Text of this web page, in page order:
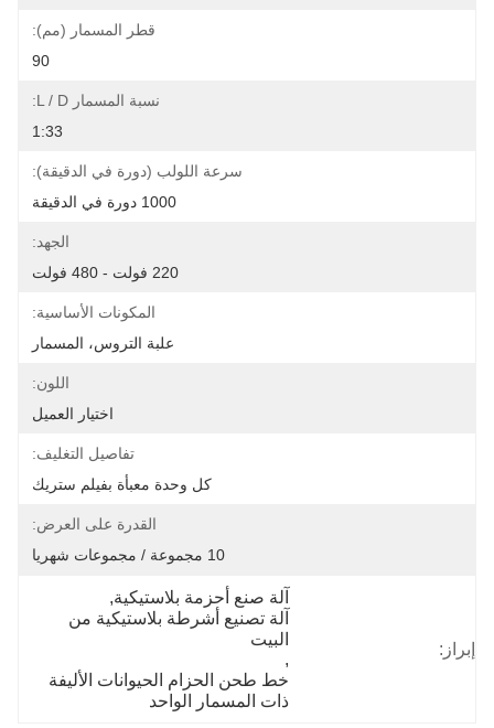
قطر المسمار (مم):
90
نسبة المسمار L / D:
1:33
سرعة اللولب (دورة في الدقيقة):
1000 دورة في الدقيقة
الجهد:
220 فولت - 480 فولت
المكونات الأساسية:
علبة التروس، المسمار
اللون:
اختيار العميل
تفاصيل التغليف:
كل وحدة معبأة بفيلم ستريك
القدرة على العرض:
10 مجموعة / مجموعات شهريا
إبراز:
آلة صنع أحزمة بلاستيكية,
البيت
,
ذات المسمار الواحد